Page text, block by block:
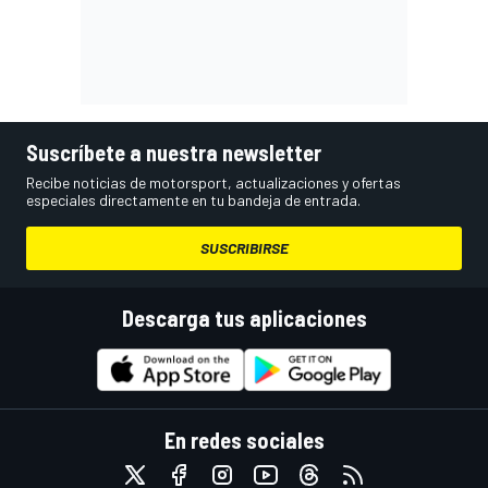
Suscríbete a nuestra newsletter
Recibe noticias de motorsport, actualizaciones y ofertas
especiales directamente en tu bandeja de entrada.
SUSCRIBIRSE
Descarga tus aplicaciones
En redes sociales